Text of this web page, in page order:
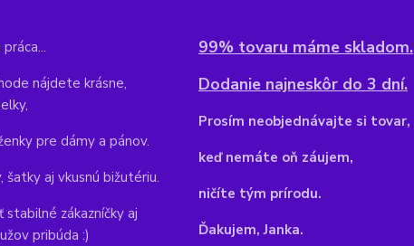
nájdete krásne,
pre dámy a pánov.
šatky aj vkusnú bižutériu.
stabilné zákazníčky aj
pribúda :)
99% tovaru máme skladom.
Dodanie najneskôr do 3 dní.
Prosím neobjednávajte si tovar,
keď nemáte oň záujem,
ničíte tým prírodu.
Ďakujem, Janka.